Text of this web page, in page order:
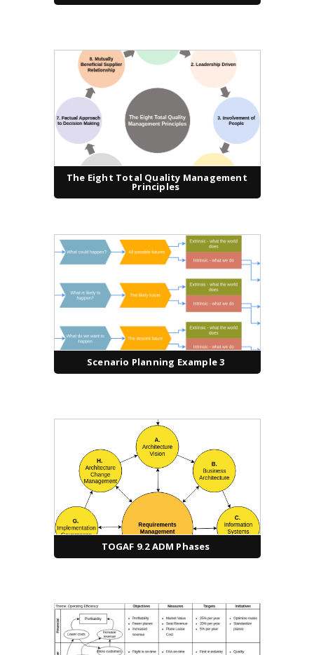
The Eight Total Quality Management
Principles
Scenario Planning Example 3
TOGAF 9.2 ADM Phases